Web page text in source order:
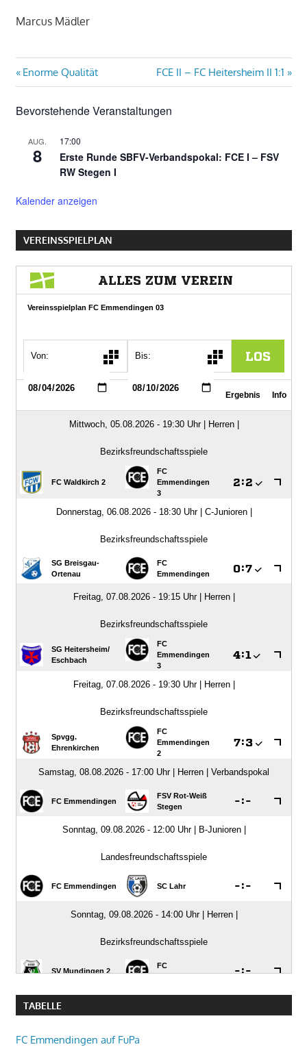
Marcus Mädler
Beitragsnavigation
Vorheriger
Beitrag:
Enorme Qualität
Nächster
Beitrag:
FCE II – FC Heitersheim II 1:1
Bevorstehende Veranstaltungen
AUG.
8
17:00
Erste Runde SBFV-Verbandspokal: FCE I – FSV
RW Stegen I
Kalender anzeigen
VEREINSSPIELPLAN
TABELLE
FC Emmendingen auf FuPa